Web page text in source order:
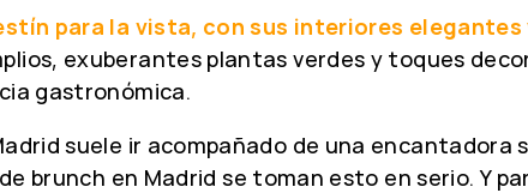
para la vista, con sus interiores
exuberantes plantas verdes y toques
gastronómica.
suele ir acompañado de una encantadora
brunch en Madrid se toman esto en serio. Y